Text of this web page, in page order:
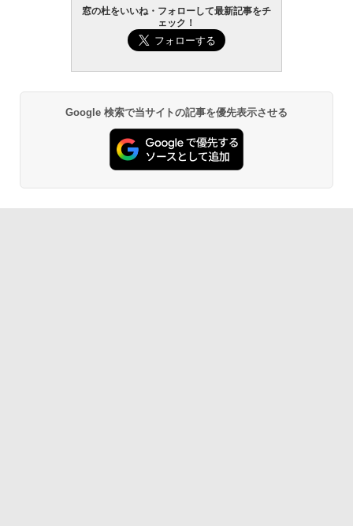
窓の杜をいいね・フォローして最新記事をチ
ェック！
Google 検索で当サイトの記事を優先表示させる